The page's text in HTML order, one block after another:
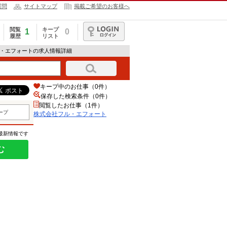
問 サイトマップ 掲載ご希望のお客様へ
閲覧
履歴
1
キープ
リスト
0
ログイン
エフォートの求人情報詳細
プ
新情報です
キープ中のお仕事（0件）
保存した検索条件（0件）
閲覧したお仕事（1件）
株式会社フル・エフォート